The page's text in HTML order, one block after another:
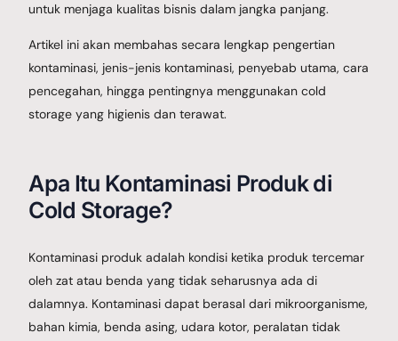
untuk menjaga kualitas bisnis dalam jangka panjang.
Artikel ini akan membahas secara lengkap pengertian
kontaminasi, jenis-jenis kontaminasi, penyebab utama, cara
pencegahan, hingga pentingnya menggunakan cold
storage yang higienis dan terawat.
Apa Itu Kontaminasi Produk di
Cold Storage?
Kontaminasi produk adalah kondisi ketika produk tercemar
oleh zat atau benda yang tidak seharusnya ada di
dalamnya. Kontaminasi dapat berasal dari mikroorganisme,
bahan kimia, benda asing, udara kotor, peralatan tidak